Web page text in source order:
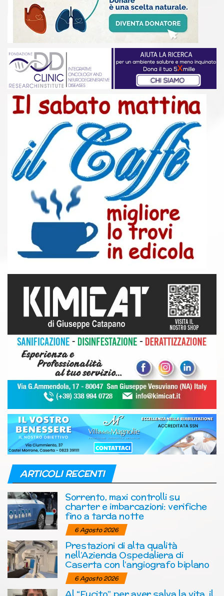
ARTICOLI RECENTI
Sorrento, maxi controlli su
charter e imbarcazioni: verifiche
fino a tarda notte
6 Agosto 2026
Prestazioni di alta qualità
nell’Azienda Ospedaliera di
Caserta con l’angiografo biplano
6 Agosto 2026